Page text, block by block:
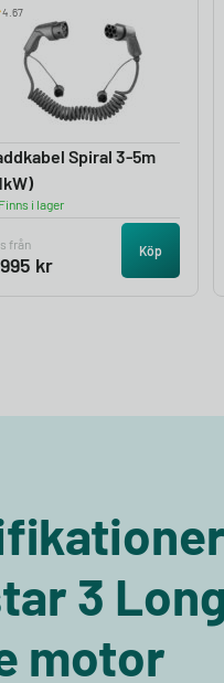
4.67
Spiral 3-5m
Finns i lager
från
kr
Köp
3
motor